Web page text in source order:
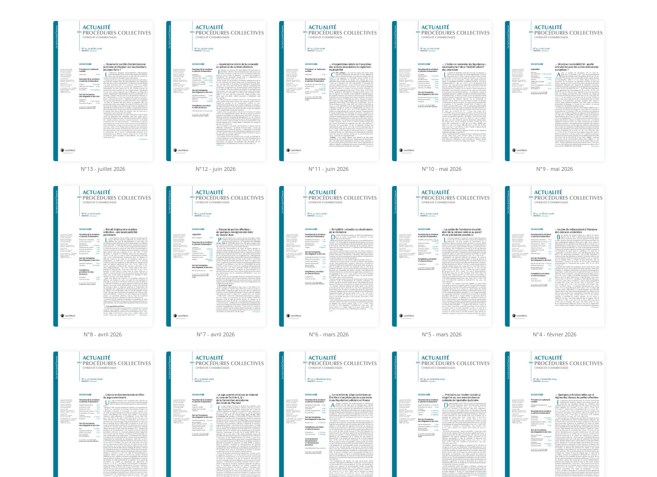
N°13 - juillet 2026 N°12 - juin 2026 N°11 - juin 2026 N°10 - mai 2026 N°9 - mai 2026
N°8 - avril 2026 N°7 - avril 2026 N°6 - mars 2026 N°5 - mars 2026 N°4 - février 2026